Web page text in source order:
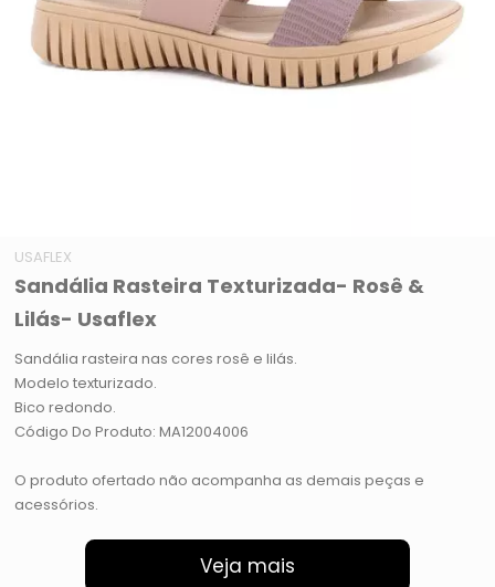
USAFLEX
Sandália Rasteira Texturizada- Rosê &
Lilás- Usaflex
Sandália rasteira nas cores rosê e lilás.
Modelo texturizado.
Bico redondo.
Código Do Produto: MA12004006
O produto ofertado não acompanha as demais peças e
acessórios.
Veja mais